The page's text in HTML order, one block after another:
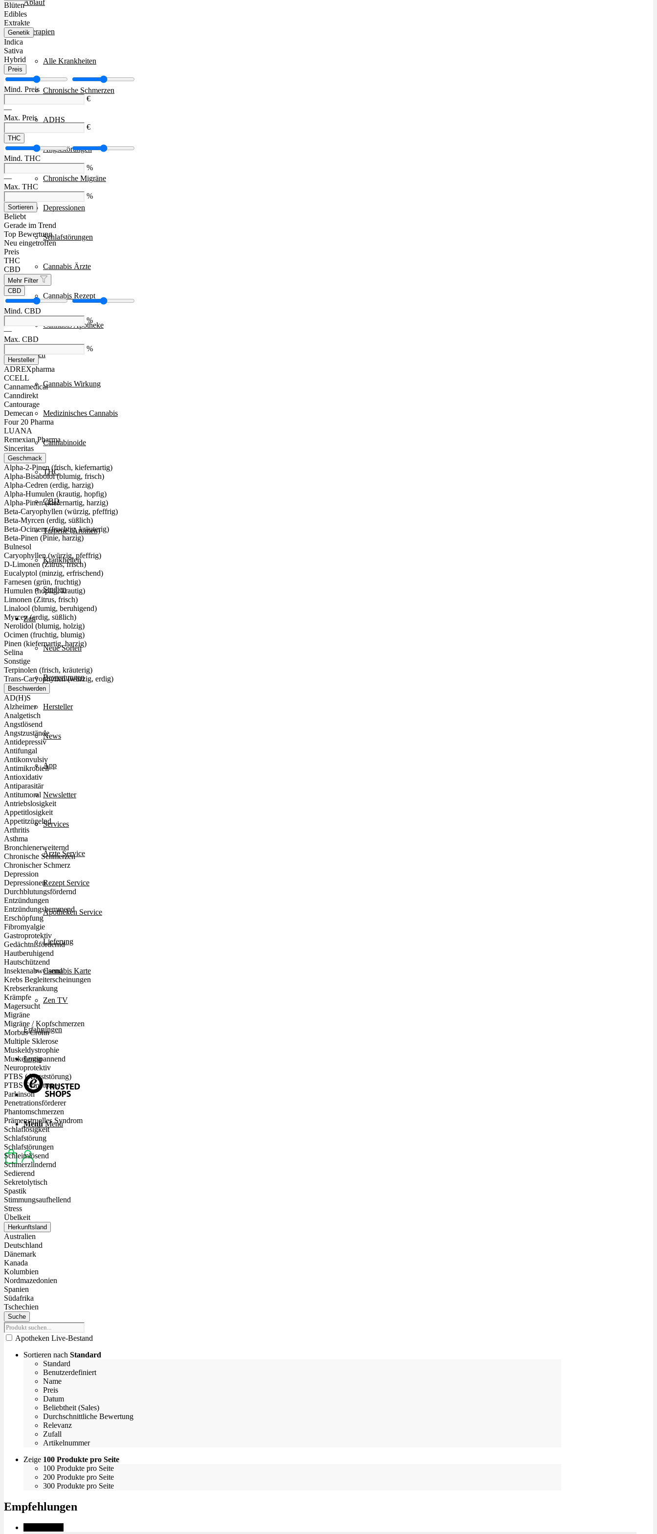
Ablauf
Therapien
Alle Krankheiten
Chronische Schmerzen
ADHS
Angststörungen
Chronische Migräne
Depressionen
Schlafstörungen
Cannabis Ärzte
Cannabis Rezept
Cannabis Apotheke
Wissen
Cannabis Wirkung
Medizinisches Cannabis
Cannabinoide
THC
CBD
Terpene (Aromen)
Krankheiten
Studien
Zen
Neue Sorten
Bewertungen
Hersteller
News
App
Newsletter
Services
Ärzte Service
Rezept Service
Apotheken Service
Lieferung
Cannabis Karte
Zen TV
Erfahrungen
Login
Menü Menü
Blüten
Edibles
Extrakte
Genetik
Indica
Sativa
Hybrid
Preis
Mind. Preis
€
—
Max. Preis
€
THC
Mind. THC
%
—
Max. THC
%
Sortieren
Beliebt
Gerade im Trend
Top Bewertung
Neu eingetroffen
Preis
THC
CBD
Mehr Filter
CBD
Mind. CBD
%
—
Max. CBD
%
Hersteller
ADREXpharma
CCELL
Cannamedical
Canndirekt
Cantourage
Demecan
Four 20 Pharma
LUANA
Remexian Pharma
Sinceritas
Geschmack
Alpha-2-Pinen (frisch, kiefernartig)
Alpha-Bisabolol (blumig, frisch)
Alpha-Cedren (erdig, harzig)
Alpha-Humulen (krautig, hopfig)
Alpha-Pinen (kiefernartig, harzig)
Beta-Caryophyllen (würzig, pfeffrig)
Beta-Myrcen (erdig, süßlich)
Beta-Ocimem (fruchtig, kräuterig)
Beta-Pinen (Pinie, harzig)
Bulnesol
Caryophyllen (würzig, pfeffrig)
D-Limonen (Zitrus, frisch)
Eucalyptol (minzig, erfrischend)
Farnesen (grün, fruchtig)
Humulen (hopfig, krautig)
Limonen (Zitrus, frisch)
Linalool (blumig, beruhigend)
Myrcen (erdig, süßlich)
Nerolidol (blumig, holzig)
Ocimen (fruchtig, blumig)
Pinen (kiefernartig, harzig)
Selina
Sonstige
Terpinolen (frisch, kräuterig)
Trans-Caryophyllen (würzig, erdig)
Beschwerden
AD(H)S
Alzheimer
Analgetisch
Angstlösend
Angstzustände
Antidepressiv
Antifungal
Antikonvulsiv
Antimikrobiell
Antioxidativ
Antiparasitär
Antitumoral
Antriebslosigkeit
Appetitlosigkeit
Appetitzügelnd
Arthritis
Asthma
Bronchienerweiternd
Chronische Schmerzen
Chronischer Schmerz
Depression
Depressionen
Durchblutungsfördernd
Entzündungen
Entzündungshemmend
Erschöpfung
Fibromyalgie
Gastroprotektiv
Gedächtnisfördernd
Hautberuhigend
Hautschützend
Insektenabweisend
Krebs Begleiterscheinungen
Krebserkrankung
Krämpfe
Magersucht
Migräne
Migräne / Kopfschmerzen
Morbus Crohn
Multiple Sklerose
Muskeldystrophie
Muskelentspannend
Neuroprotektiv
PTBS (Angststörung)
PTBS Symptome
Parkinson
Penetrationsförderer
Phantomschmerzen
Prämenstruelles Syndrom
Schlaflosigkeit
Schlafstörung
Schlafstörungen
Schleimlösend
Schmerzlindernd
Sedierend
Sekretolytisch
Spastik
Stimmungsaufhellend
Stress
Übelkeit
Herkunftsland
Australien
Deutschland
Dänemark
Kanada
Kolumbien
Nordmazedonien
Spanien
Südafrika
Tschechien
Suche
Apotheken Live-Bestand
Sortieren nach Standard
Standard
Benutzerdefiniert
Name
Preis
Datum
Beliebtheit (Sales)
Durchschnittliche Bewertung
Relevanz
Zufall
Artikelnummer
Zeige 100 Produkte pro Seite
100 Produkte pro Seite
200 Produkte pro Seite
300 Produkte pro Seite
Empfehlungen